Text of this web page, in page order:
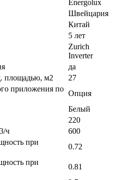
Energolux
Швейцария
Китай
5 лет
Zurich
Inverter
да
площадью, м2
27
приложения по
Опция
Белый
220
ч
600
при
0.72
при
0.81